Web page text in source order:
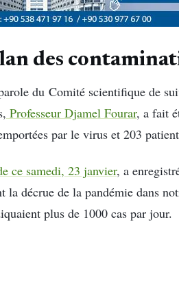
des
du Comité scientifique de
Professeur Djamel Fourar, a fait
par le virus et 203
ce samedi, 23 janvier, a
la décrue de la pandémie dans
plus de 1000 cas par jour.